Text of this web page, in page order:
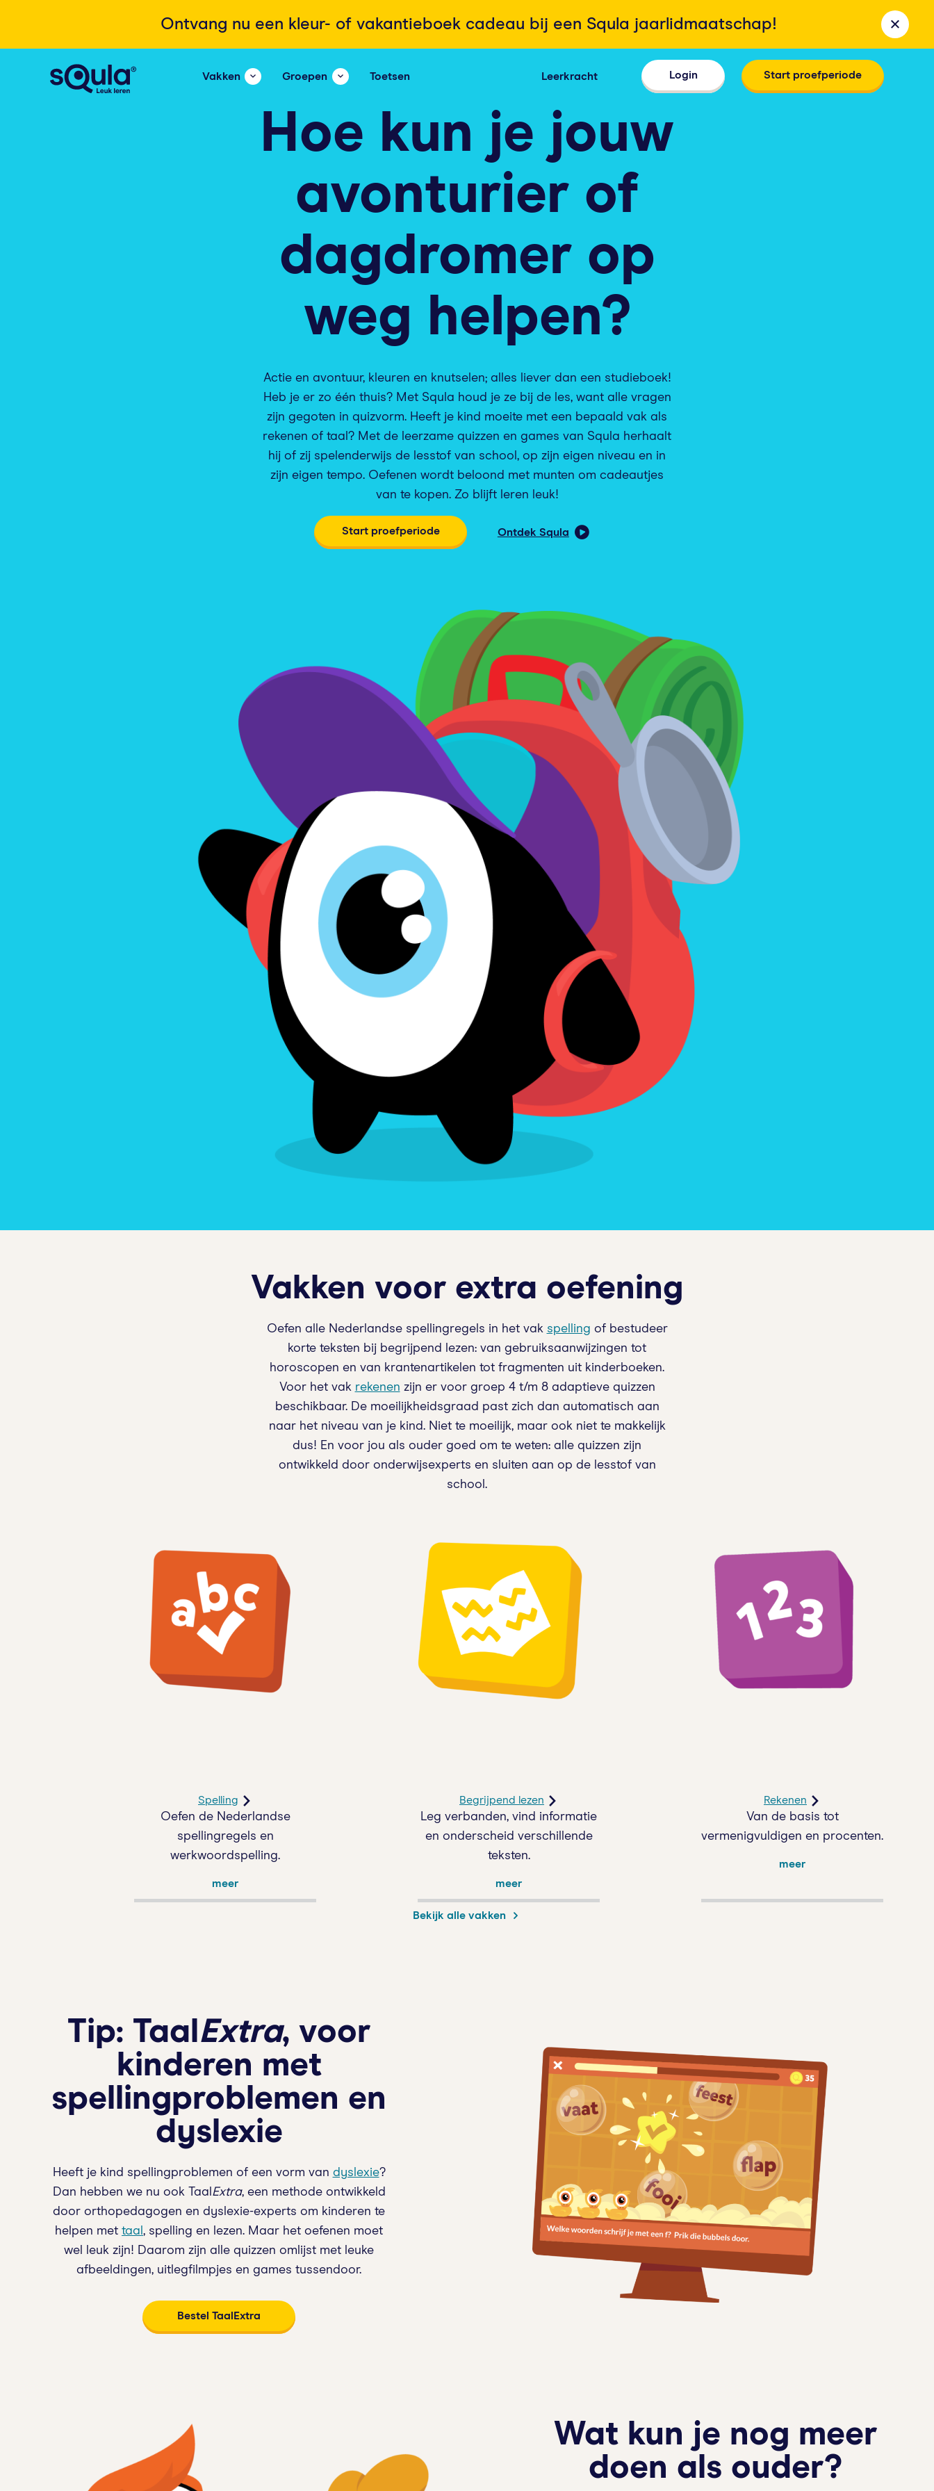
Ontvang nu een kleur- of vakantieboek cadeau bij een Squla jaarlidmaatschap!
Vakken Groepen Toetsen Leerkracht Login Start proefperiode
Hoe kun je jouw
avonturier of
dagdromer op
weg helpen?
Actie en avontuur, kleuren en knutselen; alles liever dan een studieboek!
Heb je er zo één thuis? Met Squla houd je ze bij de les, want alle vragen
zijn gegoten in quizvorm. Heeft je kind moeite met een bepaald vak als
rekenen of taal? Met de leerzame quizzen en games van Squla herhaalt
hij of zij spelenderwijs de lesstof van school, op zijn eigen niveau en in
zijn eigen tempo. Oefenen wordt beloond met munten om cadeautjes
van te kopen. Zo blijft leren leuk!
Start proefperiode Ontdek Squla
Vakken voor extra oefening
Oefen alle Nederlandse spellingregels in het vak spelling of bestudeer
korte teksten bij begrijpend lezen: van gebruiksaanwijzingen tot
horoscopen en van krantenartikelen tot fragmenten uit kinderboeken.
Voor het vak rekenen zijn er voor groep 4 t/m 8 adaptieve quizzen
beschikbaar. De moeilijkheidsgraad past zich dan automatisch aan
naar het niveau van je kind. Niet te moeilijk, maar ook niet te makkelijk
dus! En voor jou als ouder goed om te weten: alle quizzen zijn
ontwikkeld door onderwijsexperts en sluiten aan op de lesstof van
school.
Spelling
Oefen de Nederlandse
spellingregels en
werkwoordspelling.
meer
Begrijpend lezen
Leg verbanden, vind informatie
en onderscheid verschillende
teksten.
meer
Rekenen
Van de basis tot
vermenigvuldigen en procenten.
meer
Bekijk alle vakken
Tip: Taal Extra, voor
kinderen met
spellingproblemen en
dyslexie
Heeft je kind spellingproblemen of een vorm van dyslexie?
Dan hebben we nu ook Taal Extra, een methode ontwikkeld
door orthopedagogen en dyslexie-experts om kinderen te
helpen mettaal, spelling en lezen. Maar het oefenen moet
wel leuk zijn! Daarom zijn alle quizzen omlijst met leuke
afbeeldingen, uitlegfilmpjes en games tussendoor.
Bestel TaalExtra
Wat kun je nog meer
doen als ouder?